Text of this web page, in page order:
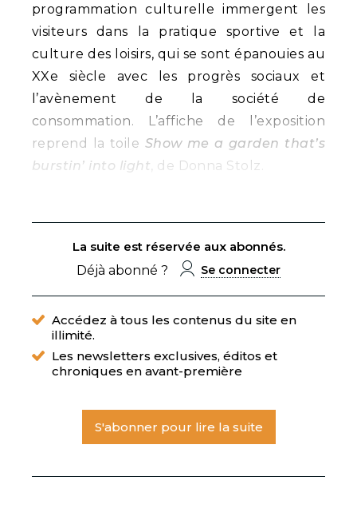
programmation culturelle immergent les
visiteurs dans la pratique sportive et la
culture des loisirs, qui se sont épanouies au
XXe siècle avec les progrès sociaux et
l’avènement de la société de
consommation. L’affiche de l’exposition
reprend la toile Show me a garden that’s
burstin’ into light , de Donna Stolz.
La suite est réservée aux abonnés.
Déjà abonné ?
Se connecter
Accédez à tous les contenus du site en
illimité.
Les newsletters exclusives, éditos et
chroniques en avant-première
S'abonner pour lire la suite